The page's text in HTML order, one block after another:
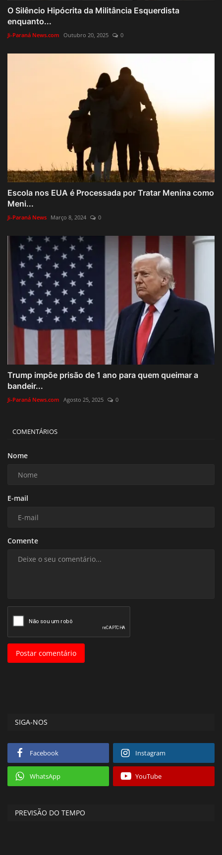
O Silêncio Hipócrita da Militância Esquerdista
enquanto...
Ji-Paraná News.com Outubro 20, 2025 0
Escola nos EUA é Processada por Tratar Menina como
Meni...
Ji-Paraná News Março 8, 2024 0
Trump impõe prisão de 1 ano para quem queimar a
bandeir...
Ji-Paraná News.com Agosto 25, 2025 0
COMENTÁRIOS
Nome
E-mail
Comente
Postar comentário
SIGA-NOS
Facebook Instagram
WhatsApp YouTube
PREVISÃO DO TEMPO